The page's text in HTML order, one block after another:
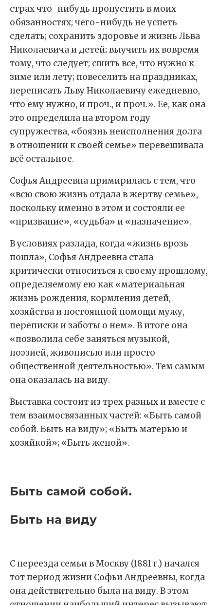
страх что-нибудь пропустить в моих
обязанностях; чего-нибудь не успеть
сделать; сохранить здоровье и жизнь Льва
Николаевича и детей; выучить их вовремя
тому, что следует; сшить все, что нужно к
зиме или лету; повеселить на праздниках,
переписать Льву Николаевичу ежедневно,
что ему нужно, и проч., и проч.». Ее, как она
это определила на втором году
супружества, «боязнь неисполнения долга
в отношении к своей семье» перевешивала
всё остальное.
Софья Андреевна примирилась с тем, что
«всю свою жизнь отдала в жертву семье»,
поскольку именно в этом и состояли ее
«призвание», «судьба» и «назначение».
В условиях разлада, когда «жизнь врозь
пошла», Софья Андреевна стала
критически относиться к своему прошлому,
определяемому ею как «материальная
жизнь рождения, кормления детей,
хозяйства и постоянной помощи мужу,
переписки и заботы о нем». В итоге она
«позволила себе заняться музыкой,
поэзией, живописью или просто
общественной деятельностью». Тем самым
она оказалась на виду.
Выставка состоит из трех разных и вместе с
тем взаимосвязанных частей: «Быть самой
собой. Быть на виду»; «Быть матерью и
хозяйкой»; «Быть женой».
Быть самой собой.
Быть на виду
С переезда семьи в Москву (1881 г.) начался
тот период жизни Софьи Андреевны, когда
она действительно была на виду. В этом